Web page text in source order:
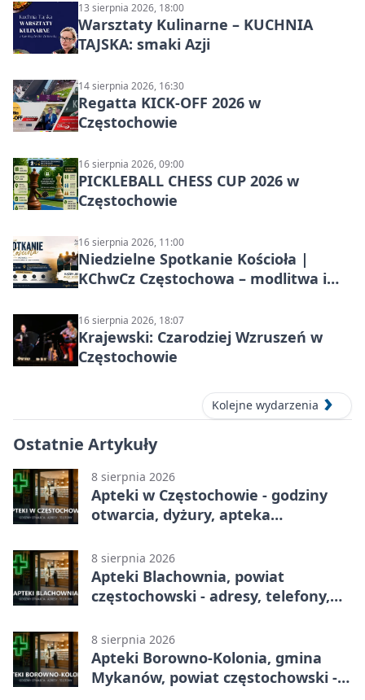
13 sierpnia 2026, 18:00
Warsztaty Kulinarne – KUCHNIA
TAJSKA: smaki Azji
14 sierpnia 2026, 16:30
Regatta KICK-OFF 2026 w
Częstochowie
16 sierpnia 2026, 09:00
PICKLEBALL CHESS CUP 2026 w
Częstochowie
16 sierpnia 2026, 11:00
Niedzielne Spotkanie Kościoła |
KChwCz Częstochowa – modlitwa i
16 sierpnia 2026, 18:07
Krajewski: Czarodziej Wzruszeń w
Częstochowie
Kolejne wydarzenia
Ostatnie Artykuły
8 sierpnia 2026
Apteki w Częstochowie - godziny
otwarcia, dyżury, apteka
8 sierpnia 2026
Apteki Blachownia, powiat
częstochowski - adresy, telefony,
8 sierpnia 2026
Apteki Borowno-Kolonia, gmina
Mykanów, powiat częstochowski -